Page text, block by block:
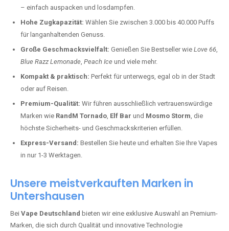
– einfach auspacken und losdampfen.
Hohe Zugkapazität: Wählen Sie zwischen 3.000 bis 40.000 Puffs
für langanhaltenden Genuss.
Große Geschmacksvielfalt: Genießen Sie Bestseller wie Love 66,
Blue Razz Lemonade, Peach Ice und viele mehr.
Kompakt & praktisch: Perfekt für unterwegs, egal ob in der Stadt
oder auf Reisen.
Premium-Qualität: Wir führen ausschließlich vertrauenswürdige
Marken wie RandM Tornado, Elf Bar und Mosmo Storm, die
höchste Sicherheits- und Geschmackskriterien erfüllen.
Express-Versand: Bestellen Sie heute und erhalten Sie Ihre Vapes
in nur 1-3 Werktagen.
Unsere meistverkauften Marken in
Untershausen
Bei Vape Deutschland bieten wir eine exklusive Auswahl an Premium-
Marken, die sich durch Qualität und innovative Technologie